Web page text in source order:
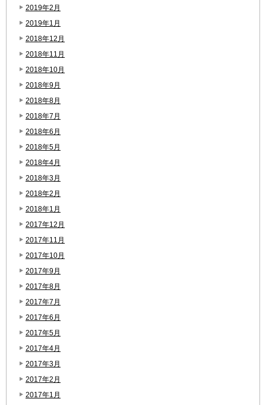
2019年2月
2019年1月
2018年12月
2018年11月
2018年10月
2018年9月
2018年8月
2018年7月
2018年6月
2018年5月
2018年4月
2018年3月
2018年2月
2018年1月
2017年12月
2017年11月
2017年10月
2017年9月
2017年8月
2017年7月
2017年6月
2017年5月
2017年4月
2017年3月
2017年2月
2017年1月